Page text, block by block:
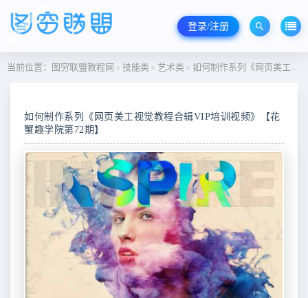
登录/注册
当前位置： 图穷联盟教程网 > 技能类 > 艺术类 > 如何制作系列《网页美工视觉教程合辑VIP培训视频》【花蟹趣学院第72期】
如何制作系列《网页美工视觉教程合辑VIP培训视频》【花
蟹趣学院第72期】